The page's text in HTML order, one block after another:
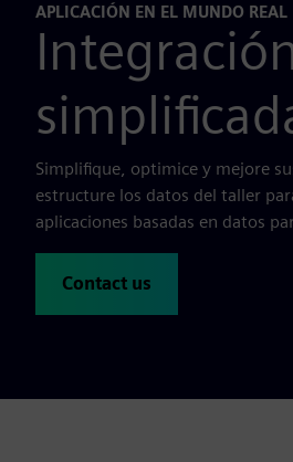
APLICACIÓN EN EL MUNDO REAL
Simplifique, optimice y mejore
estructure los datos del taller
aplicaciones basadas en datos
Contact us